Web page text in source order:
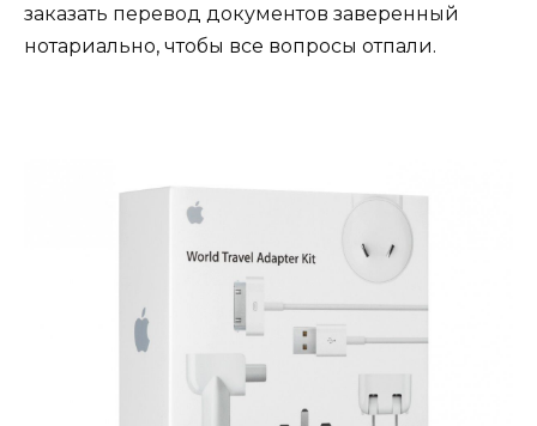
заказать перевод документов заверенный
нотариально, чтобы все вопросы отпали.